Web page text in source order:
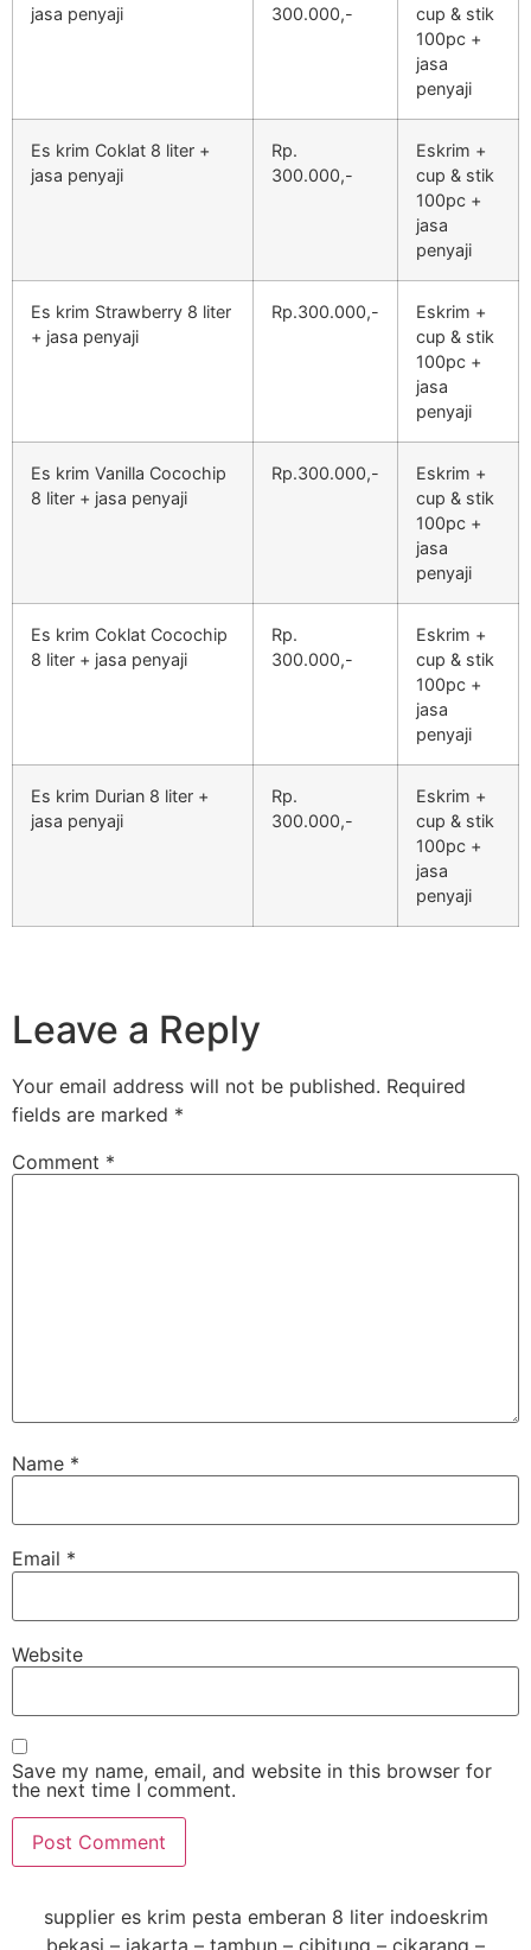
jasa penyaji
300.000,-
cup & stik
100pc +
jasa
penyaji
Es krim Coklat 8 liter +
jasa penyaji
Rp.
300.000,-
Eskrim +
cup & stik
100pc +
jasa
penyaji
Es krim Strawberry 8 liter
+ jasa penyaji
Rp.300.000,-
Eskrim +
cup & stik
100pc +
jasa
penyaji
Es krim Vanilla Cocochip
8 liter + jasa penyaji
Rp.300.000,-
Eskrim +
cup & stik
100pc +
jasa
penyaji
Es krim Coklat Cocochip
8 liter + jasa penyaji
Rp.
300.000,-
Eskrim +
cup & stik
100pc +
jasa
penyaji
Es krim Durian 8 liter +
jasa penyaji
Rp.
300.000,-
Eskrim +
cup & stik
100pc +
jasa
penyaji
Leave a Reply
Your email address will not be published. Required
fields are marked *
Comment *
Name *
Email *
Website
Save my name, email, and website in this browser for
the next time I comment.
supplier es krim pesta emberan 8 liter indoeskrim